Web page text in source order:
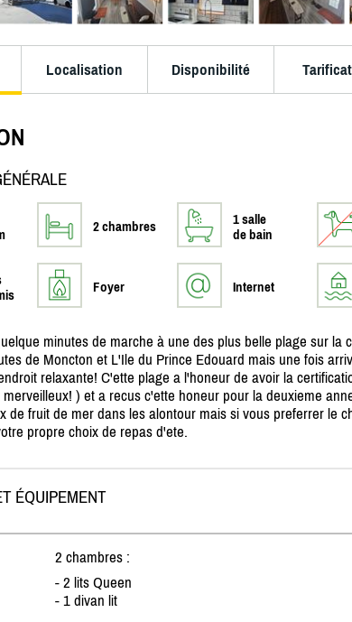
Localisation Disponibilité
2 chambres
1 salle
de bain
Foyer Internet
minutes de marche à une des plus belle plage sur la
de Moncton et L'Ile du Prince Edouard mais une fois
relaxante! C'ette plage a l'honeur de avoir la
) et a recus c'ette honeur pour la deuxieme
de fruit de mer dans les alontour mais si vous preferrer le
propre choix de repas d'ete.
ÉQUIPEMENT
2 chambres :
- 2 lits Queen
- 1 divan lit